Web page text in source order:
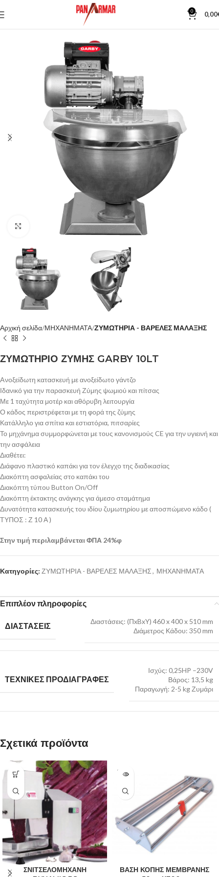
0 0,00
Κλίκ για μεγέθυνση
Αρχική σελίδα ΜΗΧΑΝΗΜΑΤΑ ΖΥΜΩΤΗΡΙΑ - ΒΑΡΕΛΕΣ ΜΑΛΑΞΗΣ
ΖΥΜΩΤΗΡΙΟ ΖΥΜΗΣ GARBY 10LT
Aνοξείδωτη κατασκευή με ανοξείδωτο γάντζο
Ιδανικό για την παρασκευή Ζύμης ψωμιού και πίτσας
Με 1 ταχύτητα μοτέρ και αθόρυβη λειτουργία
Ο κάδος περιστρέφεται με τη φορά της ζύμης
Κατάλληλο για σπίτια και εστιατόρια, πιτσαρίες
Το μηχάνημα συμμορφώνεται με τους κανονισμούς CE για την υγιεινή και
την ασφάλεια
Διαθέτει:
Διάφανο πλαστικό καπάκι για τον έλεγχο της διαδικασίας
Διακόπτη ασφαλείας στο καπάκι του
Διακόπτη τύπου Button On/Off
Διακόπτη έκτακτης ανάγκης για άμεσο σταμάτημα
Δυνατότητα κατασκευής του ιδίου ζυμωτηρίου με αποσπώμενο κάδο (
ΤΥΠΟΣ : Ζ 10 Α )
Στην τιμή περιλαμβάνεται ΦΠΑ 24%φ
Κατηγορίες: ΖΥΜΩΤΗΡΙΑ - ΒΑΡΕΛΕΣ ΜΑΛΑΞΗΣ, ΜΗΧΑΝΗΜΑΤΑ
Επιπλέον πληροφορίες
ΔΙΑΣΤΑΣΕΙΣ
Διαστάσεις: (ΠxBxY) 460 x 400 x 510 mm
Διάμετρος Κάδου: 350 mm
ΤΕΧΝΙΚΕΣ ΠΡΟΔΙΑΓΡΑΦΕΣ
Ισχύς: 0,25HP –230V
Βάρος: 13,5 kg
Παραγωγή: 2-5 kg Ζυμάρι
Σχετικά προϊόντα
ΣΝΙΤΣΕΛΟΜΗΧΑΝΗ
SOLD
OUT
ΒΑΣΗ ΚΟΠΗΣ ΜΕΜΒΡΑΝΗΣ